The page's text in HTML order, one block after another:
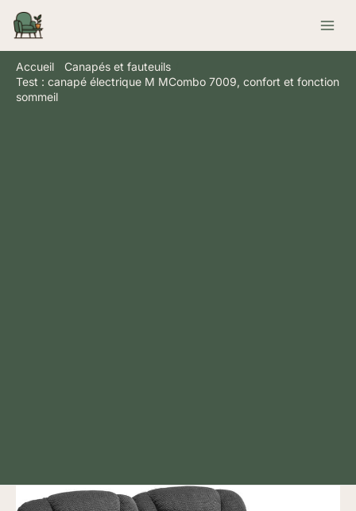
Aller
contenu
Accueil
Canapés et fauteuils
Test : canapé électrique M MCombo 7009, confort et fonction
sommeil
Rechercher